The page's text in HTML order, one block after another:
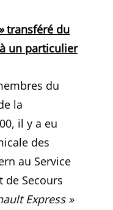
transféré du
un particulier
du
la
il y a eu
des
au Service
de Secours
Express »